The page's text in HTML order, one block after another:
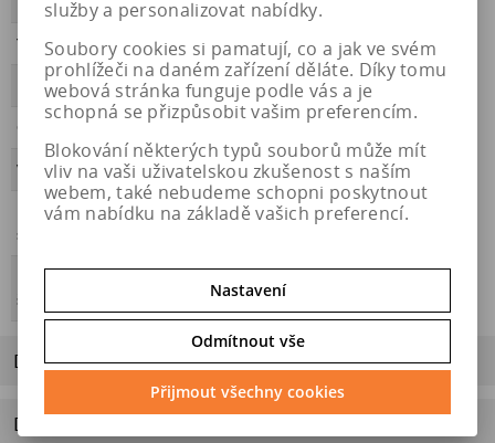
Třída hluku B
HLUČNOST 73
OBDOBÍ letní
VALIVÝ ODPOR B
Přilnavost na
sněhu
NE
štítek
Dotaz na výrobek
Doporučit výrobek
služby a personalizovat nabídky.
Soubory cookies si pamatují, co a jak ve svém
prohlížeči na daném zařízení děláte. Díky tomu
webová stránka funguje podle vás a je
schopná se přizpůsobit vašim preferencím.
Blokování některých typů souborů může mít
vliv na vaši uživatelskou zkušenost s naším
webem, také nebudeme schopni poskytnout
vám nabídku na základě vašich preferencí.
Nastavení
Odmítnout vše
Přijmout všechny cookies